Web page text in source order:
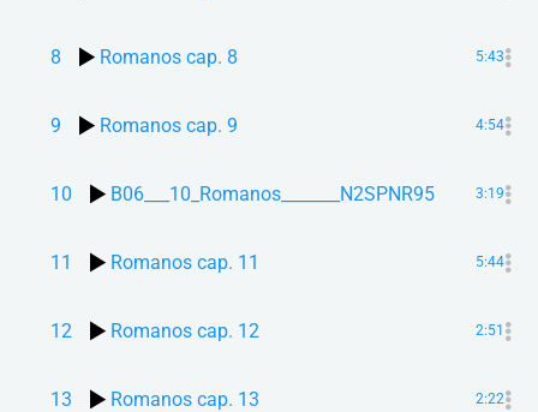
8 Romanos cap. 8 5:43
9 Romanos cap. 9 4:54
10 B06___10_Romanos_______N2SPNR95 3:19
11 Romanos cap. 11 5:44
12 Romanos cap. 12 2:51
13 Romanos cap. 13 2:22